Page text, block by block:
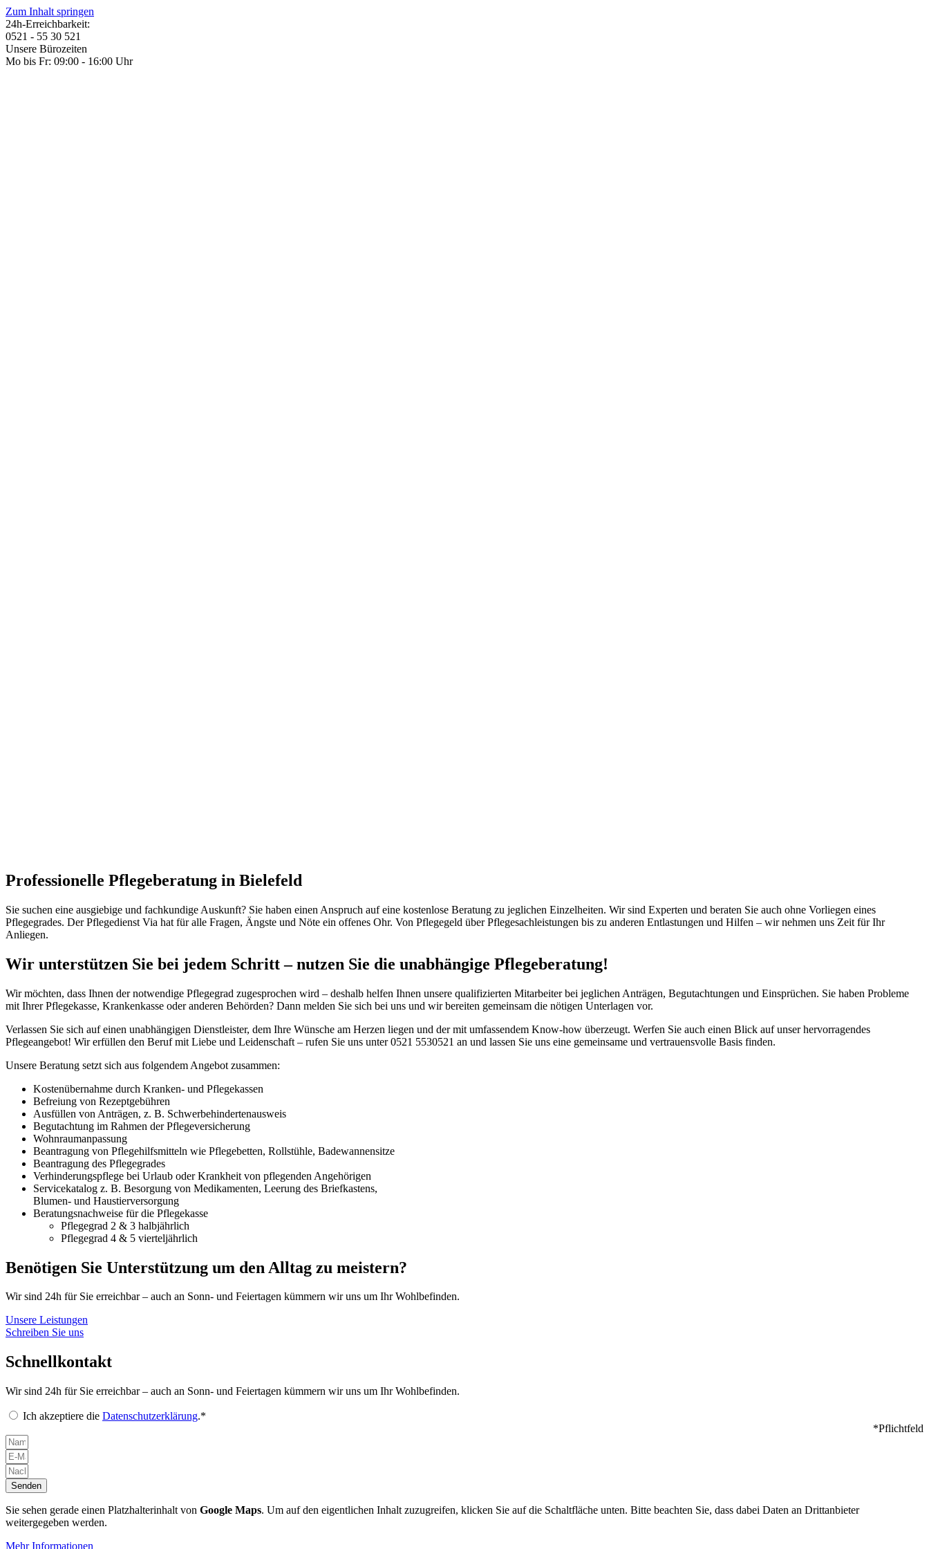
Zum Inhalt springen
24h-Erreichbarkeit:
0521 - 55 30 521
Unsere Bürozeiten
Mo bis Fr: 09:00 - 16:00 Uhr
Professionelle Pflegeberatung in Bielefeld
Sie suchen eine ausgiebige und fachkundige Auskunft? Sie haben einen Anspruch auf eine kostenlose Beratung zu jeglichen Einzelheiten. Wir sind Experten und beraten Sie auch ohne Vorliegen eines
Pflegegrades. Der Pflegedienst Via hat für alle Fragen, Ängste und Nöte ein offenes Ohr. Von Pflegegeld über Pflegesachleistungen bis zu anderen Entlastungen und Hilfen – wir nehmen uns Zeit für Ihr
Anliegen.
Wir unterstützen Sie bei jedem Schritt – nutzen Sie die unabhängige Pflegeberatung!
Wir möchten, dass Ihnen der notwendige Pflegegrad zugesprochen wird – deshalb helfen Ihnen unsere qualifizierten Mitarbeiter bei jeglichen Anträgen, Begutachtungen und Einsprüchen. Sie haben Probleme
mit Ihrer Pflegekasse, Krankenkasse oder anderen Behörden? Dann melden Sie sich bei uns und wir bereiten gemeinsam die nötigen Unterlagen vor.
Verlassen Sie sich auf einen unabhängigen Dienstleister, dem Ihre Wünsche am Herzen liegen und der mit umfassendem Know-how überzeugt. Werfen Sie auch einen Blick auf unser hervorragendes
Pflegeangebot! Wir erfüllen den Beruf mit Liebe und Leidenschaft – rufen Sie uns unter 0521 5530521 an und lassen Sie uns eine gemeinsame und vertrauensvolle Basis finden.
Unsere Beratung setzt sich aus folgendem Angebot zusammen:
Kostenübernahme durch Kranken- und Pflegekassen
Befreiung von Rezeptgebühren
Ausfüllen von Anträgen, z. B. Schwerbehindertenausweis
Begutachtung im Rahmen der Pflegeversicherung
Wohnraumanpassung
Beantragung von Pflegehilfsmitteln wie Pflegebetten, Rollstühle, Badewannensitze
Beantragung des Pflegegrades
Verhinderungspflege bei Urlaub oder Krankheit von pflegenden Angehörigen
Servicekatalog z. B. Besorgung von Medikamenten, Leerung des Briefkastens,
Blumen- und Haustierversorgung
Beratungsnachweise für die Pflegekasse
Pflegegrad 2 & 3 halbjährlich
Pflegegrad 4 & 5 vierteljährlich
Benötigen Sie Unterstützung um den Alltag zu meistern?
Wir sind 24h für Sie erreichbar – auch an Sonn- und Feiertagen kümmern wir uns um Ihr Wohlbefinden.
Unsere Leistungen
Schreiben Sie uns
Schnellkontakt
Wir sind 24h für Sie erreichbar – auch an Sonn- und Feiertagen kümmern wir uns um Ihr Wohlbefinden.
Ich akzeptiere die Datenschutzerklärung.*
*Pflichtfeld
Senden
Sie sehen gerade einen Platzhalterinhalt von Google Maps. Um auf den eigentlichen Inhalt zuzugreifen, klicken Sie auf die Schaltfläche unten. Bitte beachten Sie, dass dabei Daten an Drittanbieter
weitergegeben werden.
Mehr Informationen